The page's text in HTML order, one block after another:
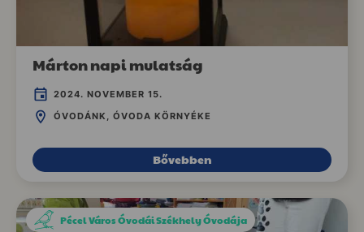
Márton napi mulatság
2024. NOVEMBER 15.
ÓVODÁNK, ÓVODA KÖRNYÉKE
Bővebben
Pécel Város Óvodái Székhely Óvodája